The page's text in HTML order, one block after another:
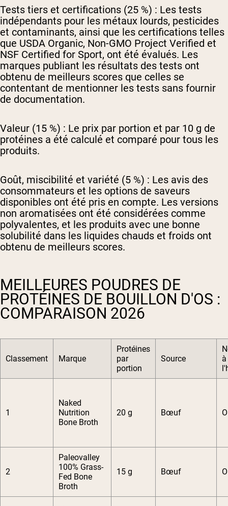
Tests tiers et certifications (25 %) : Les tests
indépendants pour les métaux lourds, pesticides
et contaminants, ainsi que les certifications telles
que USDA Organic, Non-GMO Project Verified et
NSF Certified for Sport, ont été évalués. Les
marques publiant les résultats des tests ont
obtenu de meilleurs scores que celles se
contentant de mentionner les tests sans fournir
de documentation.
Valeur (15 %) : Le prix par portion et par 10 g de
protéines a été calculé et comparé pour tous les
produits.
Goût, miscibilité et variété (5 %) : Les avis des
consommateurs et les options de saveurs
disponibles ont été pris en compte. Les versions
non aromatisées ont été considérées comme
polyvalentes, et les produits avec une bonne
solubilité dans les liquides chauds et froids ont
obtenu de meilleurs scores.
MEILLEURES POUDRES DE
PROTÉINES DE BOUILLON D'OS :
COMPARAISON 2026
Classement Marque
Protéines
par
portion
Source
à
1
Naked
Nutrition
Bone Broth
20 g Bœuf
2
Paleovalley
100% Grass-
Fed Bone
Broth
15 g Bœuf